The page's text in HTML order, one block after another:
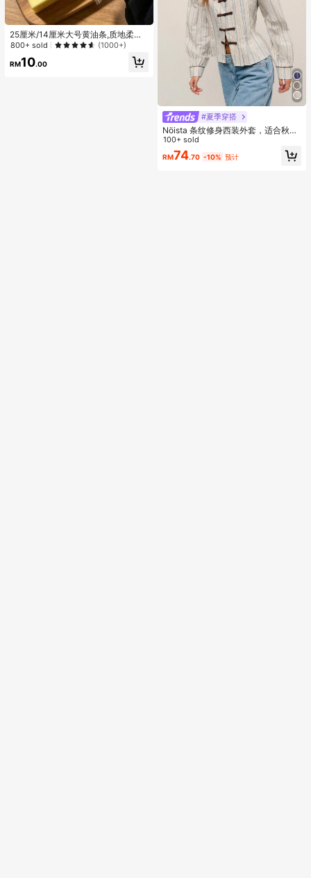
25厘米/14厘米大号黄油条,质地柔软
温暖,有助于缓解压力,适合节日礼物,
有趣可爱的礼品,派对游戏,hen party,
hen party用品,派对游戏,饺子挤压玩
800+ sold (1000+)
RM10.00
#夏季穿搭
Nöista 条纹修身西装外套，适合秋
季，商务休闲、办公室和优雅造型。
100+ sold
RM74.70 -10% 预计